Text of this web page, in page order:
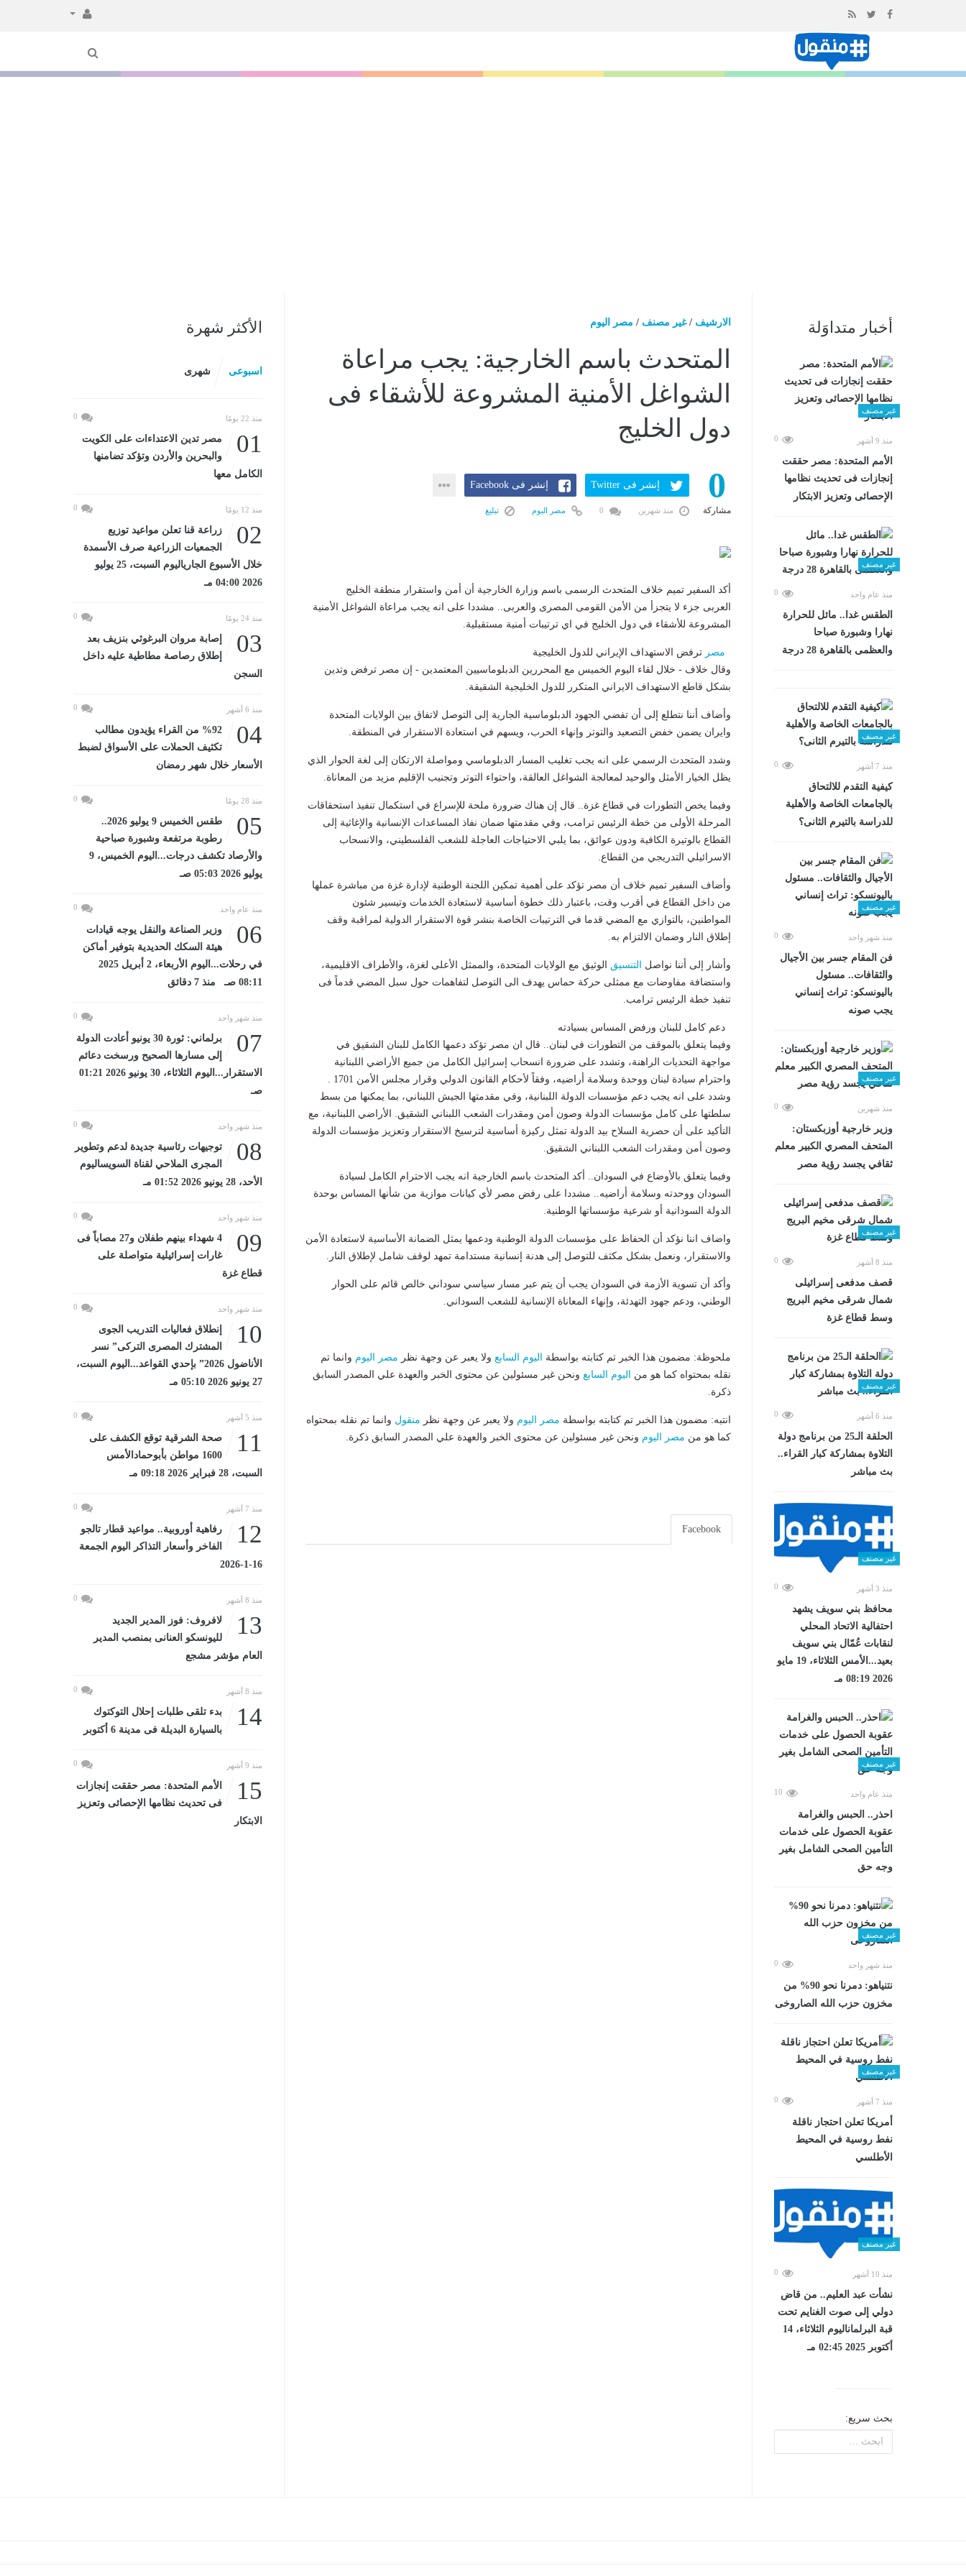
المحتوى
أخبار متداوَلة
غير مصنف
منذ 9 أشهر 0
الأمم المتحدة: مصر حققت
إنجازات فى تحديث نظامها
الإحصائى وتعزيز الابتكار
غير مصنف
منذ عام واحد 0
الطقس غدا.. مائل للحرارة
نهارا وشبورة صباحا
والعظمى بالقاهرة 28 درجة
غير مصنف
منذ 7 أشهر 0
كيفية التقدم للالتحاق
بالجامعات الخاصة والأهلية
للدراسة بالتيرم الثانى؟
غير مصنف
منذ شهر واحد 0
فن المقام جسر بين الأجيال
والثقافات.. مسئول
باليونسكو: تراث إنساني
يجب صونه
غير مصنف
منذ شهرين 0
وزير خارجية أوزبكستان:
المتحف المصري الكبير معلم
ثقافي يجسد رؤية مصر
غير مصنف
منذ 8 أشهر 0
قصف مدفعى إسرائيلى
شمال شرقى مخيم البريج
وسط قطاع غزة
غير مصنف
منذ 6 أشهر 0
الحلقة الـ25 من برنامج دولة
التلاوة بمشاركة كبار القراء..
بث مباشر
غير مصنف
منذ 3 أشهر 0
محافظ بني سويف يشهد
احتفالية الاتحاد المحلي
لنقابات عُمّال بني سويف
بعيد...الأمس الثلاثاء، 19 مايو
2026 08:19 مـ
غير مصنف
منذ عام واحد 10
احذر.. الحبس والغرامة
عقوبة الحصول على خدمات
التأمين الصحى الشامل بغير
وجه حق
غير مصنف
منذ شهر واحد 0
نتنياهو: دمرنا نحو 90% من
مخزون حزب الله الصاروخى
غير مصنف
منذ 7 أشهر 0
أمريكا تعلن احتجاز ناقلة
نفط روسية في المحيط
الأطلسي
غير مصنف
منذ 10 أشهر 0
نشأت عبد العليم.. من قاض
دولي إلى صوت الغنايم تحت
قبة البرلماناليوم الثلاثاء، 14
أكتوبر 2025 02:45 مـ
بحث سريع:
الارشيف /غير مصنف / مصر اليوم
المتحدث باسم الخارجية: يجب مراعاة
الشواغل الأمنية المشروعة للأشقاء فى
دول الخليج
0
مشاركة
إنشر فى Twitter إنشر فى Facebook
منذ شهرين مصر اليوم تبليغ
أكد السفير تميم خلاف المتحدث الرسمى باسم وزارة الخارجية أن أمن واستقرار منطقة الخليج
العربى جزء لا يتجزأ من الأمن القومى المصرى والعربى.. مشددا على انه يجب مراعاة الشواغل الأمنية
المشروعة للأشقاء في دول الخليج في اي ترتيبات أمنية مستقبلية.
مصر ترفض الاستهداف الإيراني للدول الخليجية
وقال خلاف - خلال لقاء اليوم الخميس مع المحررين الدبلوماسيين المعتمدين - إن مصر ترفض وتدين
بشكل قاطع الاستهداف الايراني المتكرر للدول الخليجية الشقيقة.
وأضاف أننا نتطلع إلى أن تفضي الجهود الدبلوماسية الجارية إلى التوصل لاتفاق بين الولايات المتحدة
وايران يضمن خفض التصعيد والتوتر وإنهاء الحرب، ويسهم في استعادة الاستقرار في المنطقة.
وشدد المتحدث الرسمي على انه يجب تغليب المسار الدبلوماسي ومواصلة الارتكان إلى لغة الحوار الذي
يظل الخيار الأمثل والوحيد لمعالجة الشواغل العالقة، واحتواء التوتر وتجنيب الإقليم مزيد من المعاناة.
وفيما يخص التطورات في قطاع غزة.. قال إن هناك ضرورة ملحة للإسراع في استكمال تنفيذ استحقاقات
المرحلة الأولى من خطة الرئيس ترامب، وفي مقدمتها ضمان نفاذ المساعدات الإنسانية والإغاثية إلى
القطاع بالوتيرة الكافية ودون عوائق، بما يلبي الاحتياجات العاجلة للشعب الفلسطيني، والانسحاب
الاسرائيلي التدريجي من القطاع.
وأضاف السفير تميم خلاف أن مصر تؤكد على أهمية تمكين اللجنة الوطنية لإدارة غزة من مباشرة عملها
من داخل القطاع في أقرب وقت، باعتبار ذلك خطوة أساسية لاستعادة الخدمات وتيسير شئون
المواطنين، بالتوازي مع المضي قدما في الترتيبات الخاصة بنشر قوة الاستقرار الدولية لمراقبة وقف
إطلاق النار وضمان الالتزام به.
وأشار إلى أننا نواصل التنسيق الوثيق مع الولايات المتحدة، والممثل الأعلى لغزة، والأطراف الاقليمية،
واستضافة مفاوضات مع ممثلى حركة حماس يهدف الى التوصل لتفاهمات حول سبل المضي قدماً فى
تنفيذ خطة الرئيس ترامب.
دعم كامل للبنان ورفض المساس بسيادته
وفيما يتعلق بالموقف من التطورات في لبنان.. قال ان مصر تؤكد دعمها الكامل للبنان الشقيق في
مواجهة التحديات الراهنة، وتشدد على ضرورة انسحاب إسرائيل الكامل من جميع الأراضي اللبنانية
واحترام سيادة لبنان ووحدة وسلامة أراضيه، وفقاً لأحكام القانون الدولي وقرار مجلس الأمن 1701 .
وشدد على انه يجب دعم مؤسسات الدولة اللبنانية، وفي مقدمتها الجيش اللبناني، بما يمكنها من بسط
سلطتها على كامل مؤسسات الدولة وصون أمن ومقدرات الشعب اللبناني الشقيق. الأراضي اللبنانية، مع
التأكيد على أن حصرية السلاح بيد الدولة تمثل ركيزة أساسية لترسيخ الاستقرار وتعزيز مؤسسات الدولة
وصون أمن ومقدرات الشعب اللبناني الشقيق.
وفيما يتعلق بالأوضاع في السودان.. أكد المتحدث باسم الخارجية انه يجب الاحترام الكامل لسيادة
السودان ووحدته وسلامة أراضيه.. مشددا على رفض مصر لأي كيانات موازية من شأنها المساس بوحدة
الدولة السودانية أو شرعية مؤسساتها الوطنية.
واضاف اننا نؤكد أن الحفاظ على مؤسسات الدولة الوطنية ودعمها يمثل الضمانة الأساسية لاستعادة الأمن
والاستقرار، ونعمل بشكل مكثف للتوصل إلى هدنة إنسانية مستدامة تمهد لوقف شامل لإطلاق النار.
وأكد أن تسوية الأزمة في السودان يجب أن يتم عبر مسار سياسي سوداني خالص قائم على الحوار
الوطني، ودعم جهود التهدئة، وإنهاء المعاناة الإنسانية للشعب السوداني.
ملحوظة: مضمون هذا الخبر تم كتابته بواسطة اليوم السابع ولا يعبر عن وجهة نظر مصر اليوم وانما تم
نقله بمحتواه كما هو من
اليوم السابع ونحن غير مسئولين عن محتوى الخبر والعهدة علي المصدر السابق
ذكرة.
انتبه: مضمون هذا الخبر تم كتابته بواسطة مصر اليوم ولا يعبر عن وجهة نظر منقول وانما تم نقله بمحتواه
كما هو من مصر اليوم ونحن غير مسئولين عن محتوى الخبر والعهدة علي المصدر السابق ذكرة.
Facebook
الأكثر شهرة
اسبوعى شهرى
منذ 22 يومًا 0
01
مصر تدين الاعتداءات على الكويت
والبحرين والأردن وتؤكد تضامنها
الكامل معها
منذ 12 يومًا 0
02
زراعة قنا تعلن مواعيد توزيع
الجمعيات الزراعية صرف الأسمدة
خلال الأسبوع الجارياليوم السبت، 25 يوليو
2026 04:00 مـ
منذ 24 يومًا 0
03
إصابة مروان البرغوثي بنزيف بعد
إطلاق رصاصة مطاطية عليه داخل
السجن
منذ 6 أشهر 0
04
%92 من القراء يؤيدون مطالب
تكثيف الحملات على الأسواق لضبط
الأسعار خلال شهر رمضان
منذ 28 يومًا 0
05
طقس الخميس 9 يوليو 2026..
رطوبة مرتفعة وشبورة صباحية
والأرصاد تكشف درجات...اليوم الخميس، 9
يوليو 2026 05:03 صـ
منذ عام واحد 0
06
وزير الصناعة والنقل يوجه قيادات
هيئة السكك الحديدية بتوفير أماكن
في رحلات...اليوم الأربعاء، 2 أبريل 2025
08:11 صـ منذ 7 دقائق
منذ شهر واحد 0
07
برلماني: ثورة 30 يونيو أعادت الدولة
إلى مسارها الصحيح ورسخت دعائم
الاستقرار...اليوم الثلاثاء، 30 يونيو 2026 01:21
صـ
منذ شهر واحد 0
08
توجيهات رئاسية جديدة لدعم وتطوير
المجرى الملاحي لقناة السويساليوم
الأحد، 28 يونيو 2026 01:52 مـ
منذ شهر واحد 0
09
4 شهداء بينهم طفلان و27 مصاباً فى
غارات إسرائيلية متواصلة على
قطاع غزة
منذ شهر واحد 0
10
إنطلاق فعاليات التدريب الجوى
المشترك المصرى التركى” نسر
الأناضول 2026” بإحدي القواعد...اليوم السبت،
27 يونيو 2026 05:10 مـ
منذ 5 أشهر 0
11
صحة الشرقية توقع الكشف على
1600 مواطن بأبوحمادالأمس
السبت، 28 فبراير 2026 09:18 مـ
منذ 7 أشهر 0
12
رفاهية أوروبية.. مواعيد قطار تالجو
الفاخر وأسعار التذاكر اليوم الجمعة
16-1-2026
منذ 8 أشهر 0
13
لافروف: فوز المدير الجديد
لليونسكو العنانى بمنصب المدير
العام مؤشر مشجع
منذ 8 أشهر 0
14
بدء تلقى طلبات إحلال التوكتوك
بالسيارة البديلة فى مدينة 6 أكتوبر
منذ 9 أشهر 0
15
الأمم المتحدة: مصر حققت إنجازات
فى تحديث نظامها الإحصائى وتعزيز
الابتكار